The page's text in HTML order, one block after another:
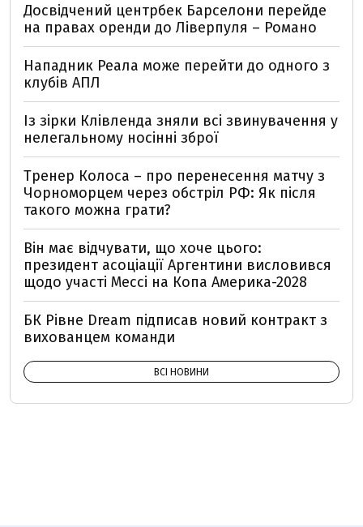
Досвідчений центрбек Барселони перейде
на правах оренди до Ліверпуля – Романо
Нападник Реала може перейти до одного з
клубів АПЛ
Із зірки Клівленда зняли всі звинувачення у
нелегальному носінні зброї
Тренер Колоса – про перенесення матчу з
Чорноморцем через обстріл РФ: Як після
такого можна грати?
Він має відчувати, що хоче цього:
президент асоціації Аргентини висловився
щодо участі Мессі на Копа Америка-2028
БК Рівне Dream підписав новий контракт з
вихованцем команди
ВСІ НОВИНИ